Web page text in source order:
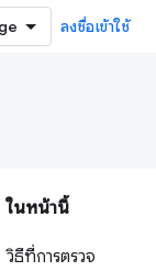
ลงชื่อเข้าใช้
ในหน้านี้
วิธีที่การตรวจ